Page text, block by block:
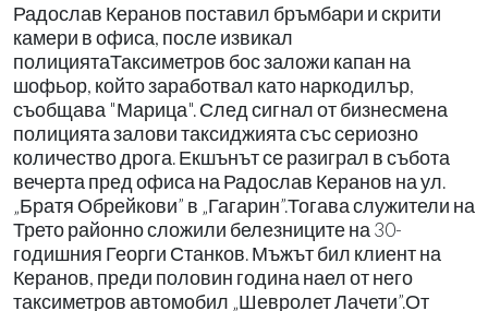
Радослав Керанов поставил бръмбари и скрити
камери в офиса, после извикал
полициятаТаксиметров бос заложи капан на
шофьор, който заработвал като наркодилър,
съобщава "Марица". След сигнал от бизнесмена
полицията залови таксиджията със сериозно
количество дрога. Екшънът се разиграл в събота
вечерта пред офиса на Радослав Керанов на ул.
„Братя Обрейкови” в „Гагарин”.Тогава служители на
Трето районно сложили белезниците на 30-
годишния Георги Станков. Мъжът бил клиент на
Керанов, преди половин година наел от него
таксиметров автомобил „Шевролет Лачети”.От